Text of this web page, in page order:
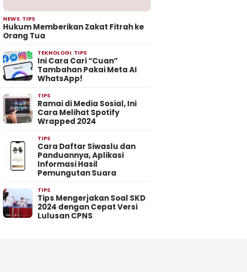
NEWS, TIPS
Hukum Memberikan Zakat Fitrah ke
Orang Tua
TEKNOLOGI, TIPS
Ini Cara Cari “Cuan”
Tambahan Pakai Meta AI
WhatsApp!
TIPS
Ramai di Media Sosial, Ini
Cara Melihat Spotify
Wrapped 2024
TIPS
Cara Daftar Siwaslu dan
Panduannya, Aplikasi
Informasi Hasil
Pemungutan Suara
TIPS
Tips Mengerjakan Soal SKD
2024 dengan Cepat Versi
Lulusan CPNS